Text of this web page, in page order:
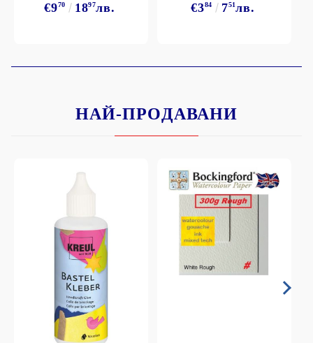
€970 1897лв. €384 751лв.
НАЙ-ПРОДАВАНИ